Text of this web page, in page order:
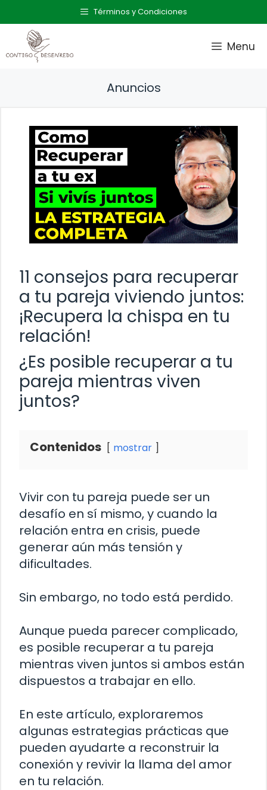
al
contenido
Términos y Condiciones
Menu
Anuncios
11 consejos para recuperar
a tu pareja viviendo juntos:
¡Recupera la chispa en tu
relación!
¿Es posible recuperar a tu
pareja mientras viven
juntos?
Contenidos mostrar
Vivir con tu pareja puede ser un
desafío en sí mismo, y cuando la
relación entra en crisis, puede
generar aún más tensión y
dificultades.
Sin embargo, no todo está perdido.
Aunque pueda parecer complicado,
es posible recuperar a tu pareja
mientras viven juntos si ambos están
dispuestos a trabajar en ello.
En este artículo, exploraremos
algunas estrategias prácticas que
pueden ayudarte a reconstruir la
conexión y revivir la llama del amor
en tu relación.